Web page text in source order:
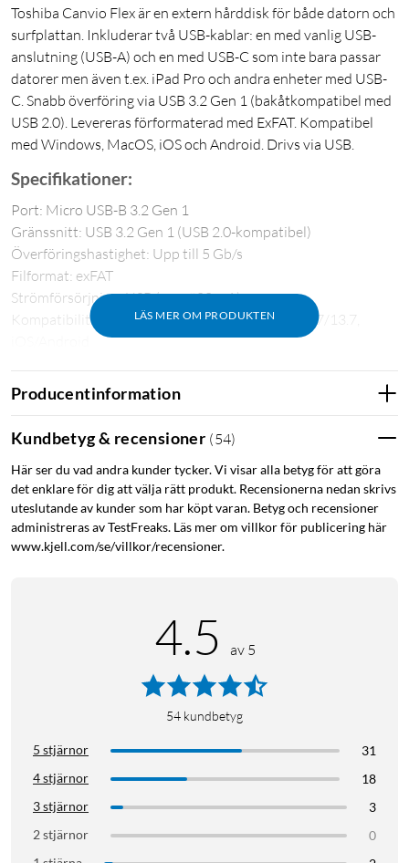
Toshiba Canvio Flex är en extern hårddisk för både datorn och
surfplattan. Inkluderar två USB-kablar: en med vanlig USB-
anslutning (USB-A) och en med USB-C som inte bara passar
datorer men även t.ex. iPad Pro och andra enheter med USB-
C. Snabb överföring via USB 3.2 Gen 1 (bakåtkompatibel med
USB 2.0). Levereras förformaterad med ExFAT. Kompatibel
med Windows, MacOS, iOS och Android. Drivs via USB.
LÄS MER OM PRODUKTEN
Specifikationer:
Port: Micro USB-B 3.2 Gen 1
Gränssnitt: USB 3.2 Gen 1 (USB 2.0-kompatibel)
Överföringshastighet: Upp till 5 Gb/s
Filformat: exFAT
Strömförsörjning: USB (max 900 mA)
Kompatibilitet: Windows 10/11, macOS 15.4/14.7/13.7,
Mått, 1 och 2 TB: 78x109x14,3 mm
Vikt: 1 TB 130 g, 2 TB 155 g, 4 TB 212 g
I förpackningen
Toshiba Canvio Flex
USB 3.2 Gen 1-kablar (USB-C till Micro-B och USB-A till
Micro-B)
Producentinformation
Kundbetyg & recensioner (54)
Här ser du vad andra kunder tycker. Vi visar alla betyg för att göra
det enklare för dig att välja rätt produkt. Recensionerna nedan skrivs
uteslutande av kunder som har köpt varan. Betyg och recensioner
administreras av TestFreaks. Läs mer om villkor för publicering här
www.kjell.com/se/villkor/recensioner.
4.5 av 5
54 kundbetyg
5 stjärnor
31
4 stjärnor
18
3 stjärnor
3
2 stjärnor
0